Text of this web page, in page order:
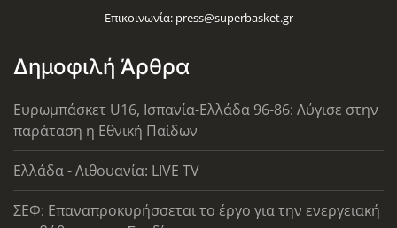
Επικοινωνία: press@superbasket.gr
Δημοφιλή Άρθρα
Ευρωμπάσκετ U16, Ισπανία-Ελλάδα 96-86: Λύγισε στην
παράταση η Εθνική Παίδων
Ελλάδα - Λιθουανία: LIVE TV
ΣΕΦ: Επαναπροκυρήσσεται το έργο για την ενεργειακή